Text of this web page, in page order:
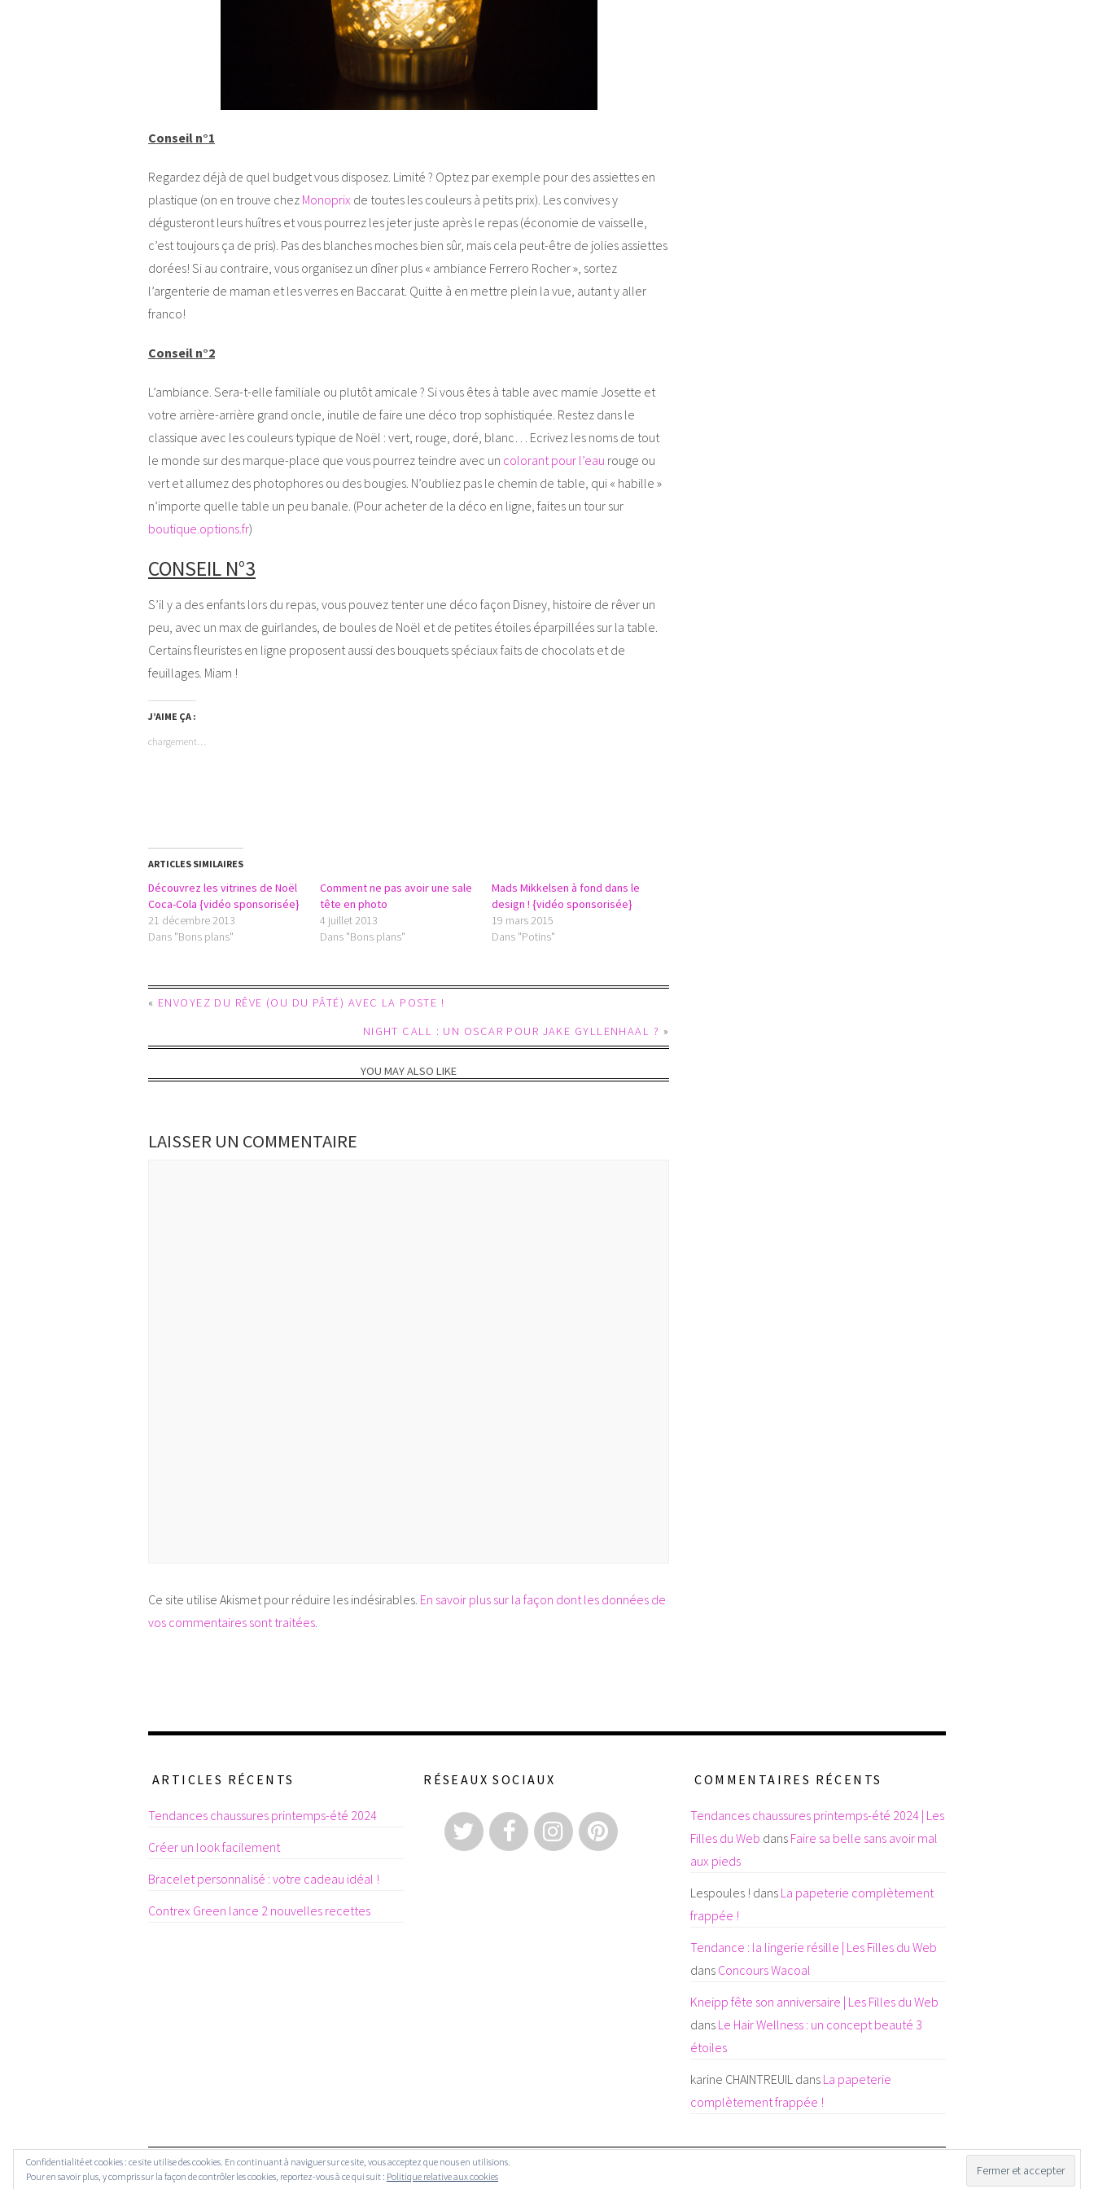
Conseil n°1
Regardez déjà de quel budget vous disposez. Limité ? Optez par exemple pour des assiettes en
plastique (on en trouve chez Monoprix de toutes les couleurs à petits prix). Les convives y
dégusteront leurs huîtres et vous pourrez les jeter juste après le repas (économie de vaisselle,
c’est toujours ça de pris). Pas des blanches moches bien sûr, mais cela peut-être de jolies assiettes
dorées! Si au contraire, vous organisez un dîner plus « ambiance Ferrero Rocher », sortez
l’argenterie de maman et les verres en Baccarat. Quitte à en mettre plein la vue, autant y aller
franco!
Conseil n°2
L’ambiance. Sera-t-elle familiale ou plutôt amicale ? Si vous êtes à table avec mamie Josette et
votre arrière-arrière grand oncle, inutile de faire une déco trop sophistiquée. Restez dans le
classique avec les couleurs typique de Noël : vert, rouge, doré, blanc… Ecrivez les noms de tout
le monde sur des marque-place que vous pourrez teindre avec un colorant pour l’eau rouge ou
vert et allumez des photophores ou des bougies. N’oubliez pas le chemin de table, qui « habille »
n’importe quelle table un peu banale. (Pour acheter de la déco en ligne, faites un tour sur
boutique.options.fr)
CONSEIL N°3
S’il y a des enfants lors du repas, vous pouvez tenter une déco façon Disney, histoire de rêver un
peu, avec un max de guirlandes, de boules de Noël et de petites étoiles éparpillées sur la table.
Certains fleuristes en ligne proposent aussi des bouquets spéciaux faits de chocolats et de
feuillages. Miam !
J’AIME ÇA :
chargement…
ARTICLES SIMILAIRES
Découvrez les vitrines de Noël
Coca-Cola {vidéo sponsorisée}
21 décembre 2013
Dans "Bons plans"
Comment ne pas avoir une sale
tête en photo
4 juillet 2013
Dans "Bons plans"
Mads Mikkelsen à fond dans le
design ! {vidéo sponsorisée}
19 mars 2015
Dans "Potins"
« ENVOYEZ DU RÊVE (OU DU PÂTÉ) AVEC LA POSTE !
NIGHT CALL : UN OSCAR POUR JAKE GYLLENHAAL ? »
YOU MAY ALSO LIKE
LAISSER UN COMMENTAIRE
Ce site utilise Akismet pour réduire les indésirables. En savoir plus sur la façon dont les données de
vos commentaires sont traitées.
ARTICLES RÉCENTS
Tendances chaussures printemps-été 2024
Créer un look facilement
Bracelet personnalisé : votre cadeau idéal !
Contrex Green lance 2 nouvelles recettes
RÉSEAUX SOCIAUX COMMENTAIRES RÉCENTS
Tendances chaussures printemps-été 2024 | Les
Filles du Web dans Faire sa belle sans avoir mal
aux pieds
Lespoules ! dans La papeterie complètement
frappée !
Tendance : la lingerie résille | Les Filles du Web
dans Concours Wacoal
Kneipp fête son anniversaire | Les Filles du Web
dans Le Hair Wellness : un concept beauté 3
étoiles
karine CHAINTREUIL dans La papeterie
complètement frappée !
© COPYRIGHT LES FILLES DU WEB 2019.
Confidentialité et cookies : ce site utilise des cookies. En continuant à naviguer sur ce site, vous acceptez que nous en utilisions.
Pour en savoir plus, y compris sur la façon de contrôler les cookies, reportez-vous à ce qui suit : Politique relative aux cookies